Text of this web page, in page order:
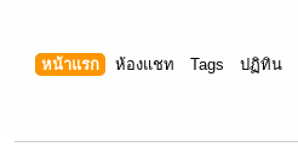
หน้าแรก ห้องแชท Tags ปฏิทิน